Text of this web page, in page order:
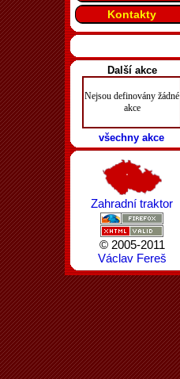
Kontakty
Další akce
Nejsou definovány žádné
akce
všechny akce
Zahradní traktor
© 2005-2011
Václav Fereš